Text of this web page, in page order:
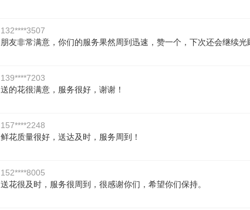
132****3507
朋友非常满意，你们的服务果然周到迅速，赞一个，下次还会继续光
139****7203
送的花很满意，服务很好，谢谢！
157****2248
鲜花质量很好，送达及时，服务周到！
152****8005
送花很及时，服务很周到，很感谢你们，希望你们保持。